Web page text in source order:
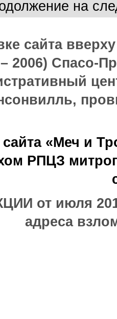
на
сайта
2006) Спасо-
«Меч и
РПЦЗ
от июля
адреса